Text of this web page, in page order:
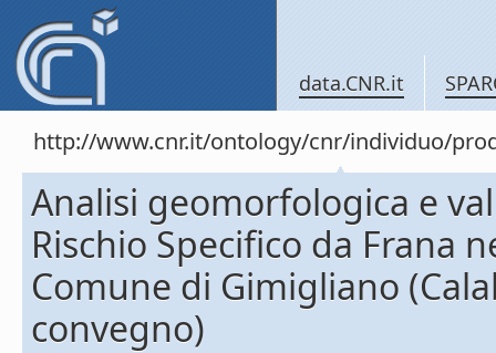
data.CNR.it
http://www.cnr.it/ontology/cnr/individuo/
Analisi geomorfologica e
Rischio Specifico da Frana
Comune di Gimigliano
convegno)